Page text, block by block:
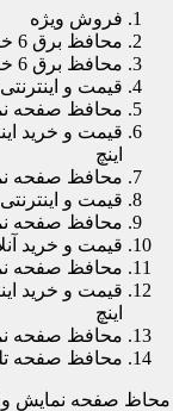
فروش ویژه
محافظ برق 6 خانه همه کاره ولتن
محافظ برق 6 خانه همه کاره ولتن
قیمت و اینترنتی
محافظ صفحه نمایش
اینچ
محافظ صفحه نمایش
قیمت و اینترنتی
محافظ صفحه نمایش
قیمت و خرید
محافظ صفحه نمایش
اینچ
محافظ صفحه نمایش
محافظ صفحه
محاظ صفحه نمایش